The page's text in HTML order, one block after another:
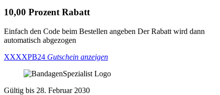
10,00 Prozent Rabatt
Einfach den Code beim Bestellen angeben Der Rabatt wird dann
automatisch abgezogen
XXXXPB24 Gutschein anzeigen
Gültig bis 28. Februar 2030